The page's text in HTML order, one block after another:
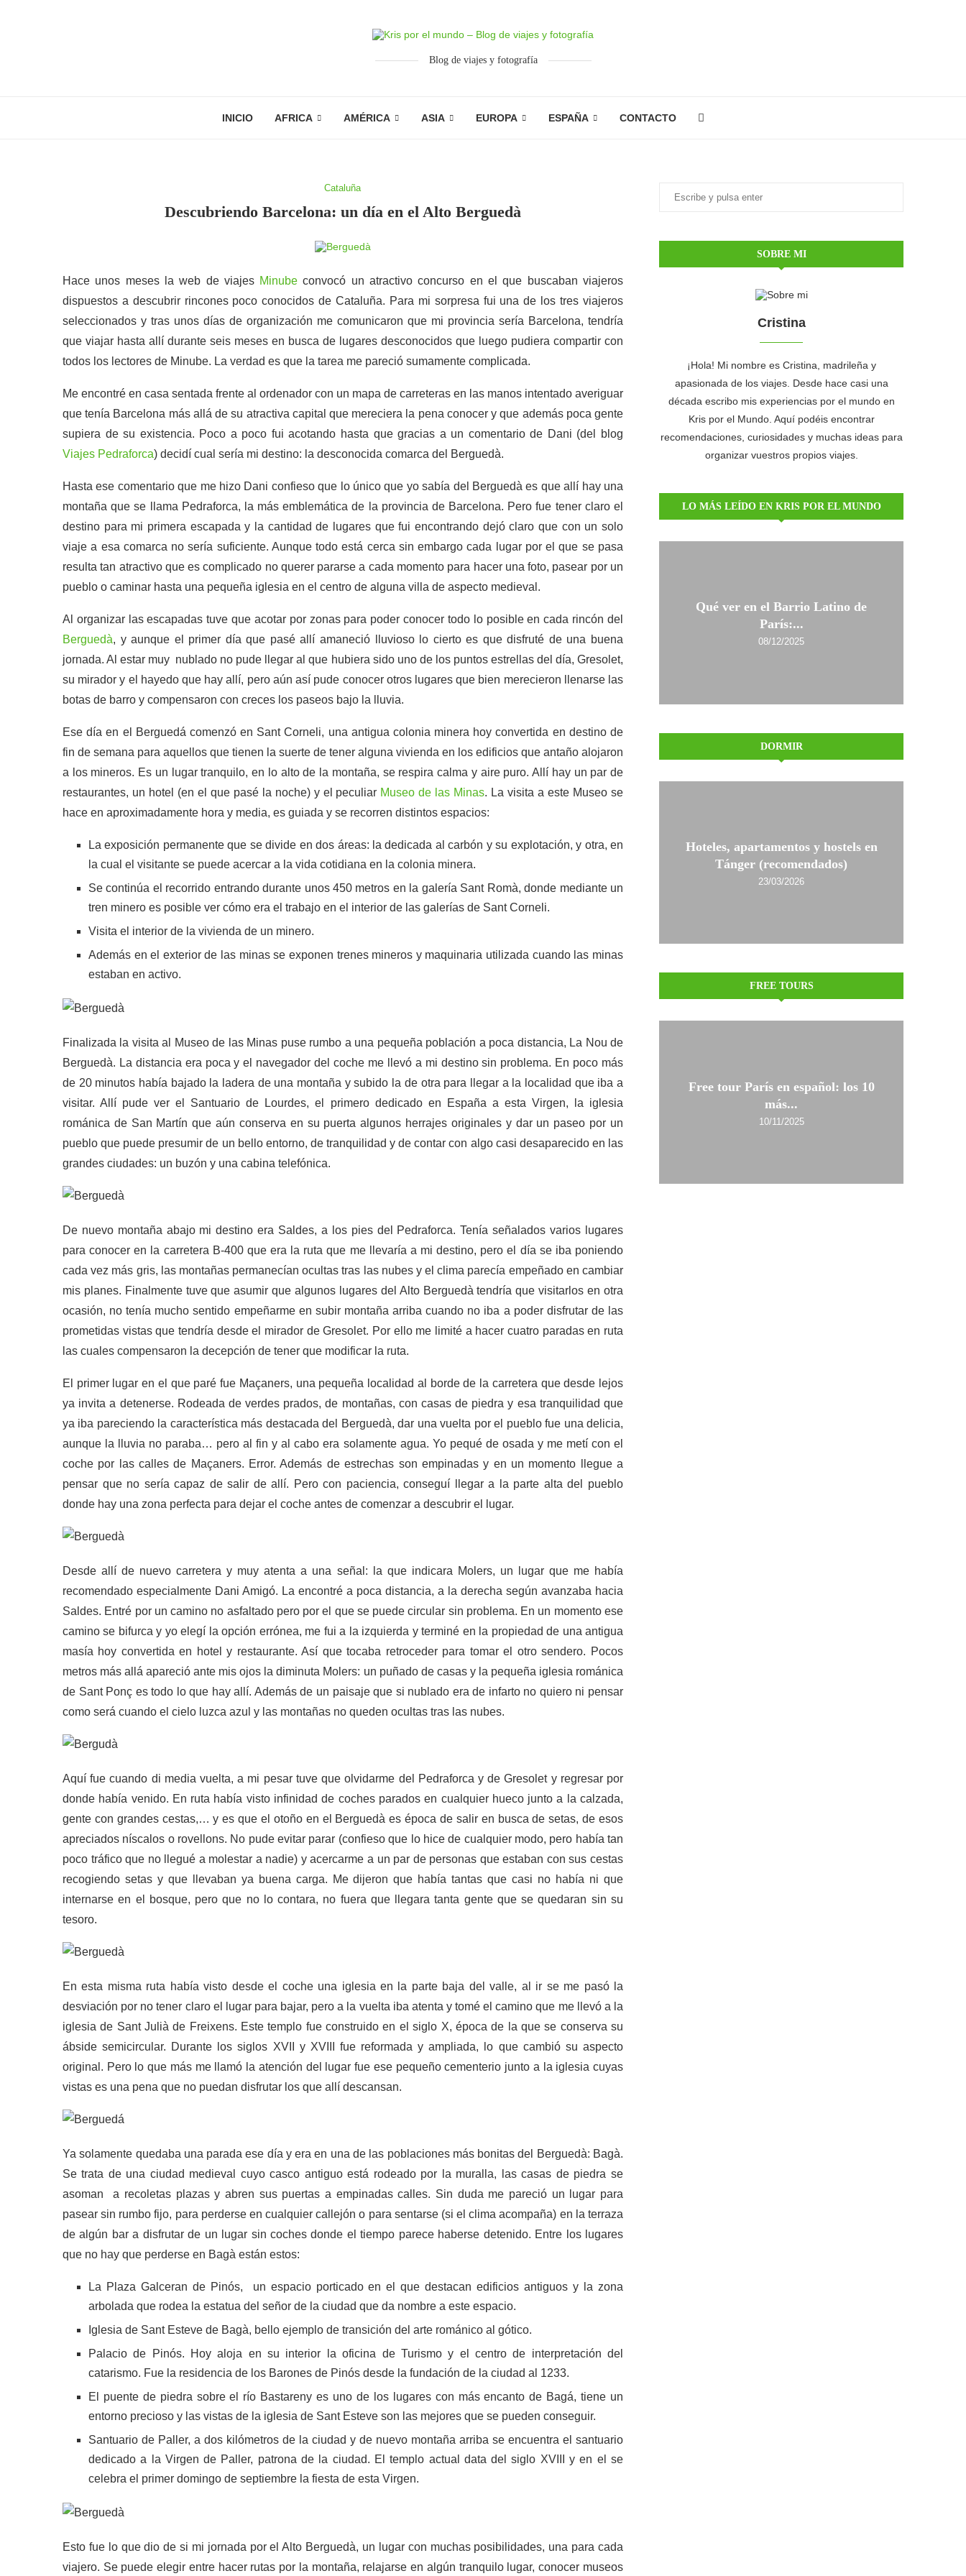
Blog de viajes y fotografía
INICIO AFRICA AMÉRICA ASIA EUROPA ESPAÑA CONTACTO
Cataluña
Descubriendo Barcelona: un día en el Alto Berguedà
Hace unos meses la web de viajes Minube convocó un atractivo concurso en el que buscaban viajeros
dispuestos a descubrir rincones poco conocidos de Cataluña. Para mi sorpresa fui una de los tres viajeros
seleccionados y tras unos días de organización me comunicaron que mi provincia sería Barcelona, tendría
que viajar hasta allí durante seis meses en busca de lugares desconocidos que luego pudiera compartir con
todos los lectores de Minube. La verdad es que la tarea me pareció sumamente complicada.
Me encontré en casa sentada frente al ordenador con un mapa de carreteras en las manos intentado averiguar
que tenía Barcelona más allá de su atractiva capital que mereciera la pena conocer y que además poca gente
supiera de su existencia. Poco a poco fui acotando hasta que gracias a un comentario de Dani (del blog
Viajes Pedraforca) decidí cual sería mi destino: la desconocida comarca del Berguedà.
Hasta ese comentario que me hizo Dani confieso que lo único que yo sabía del Berguedà es que allí hay una
montaña que se llama Pedraforca, la más emblemática de la provincia de Barcelona. Pero fue tener claro el
destino para mi primera escapada y la cantidad de lugares que fui encontrando dejó claro que con un solo
viaje a esa comarca no sería suficiente. Aunque todo está cerca sin embargo cada lugar por el que se pasa
resulta tan atractivo que es complicado no querer pararse a cada momento para hacer una foto, pasear por un
pueblo o caminar hasta una pequeña iglesia en el centro de alguna villa de aspecto medieval.
Al organizar las escapadas tuve que acotar por zonas para poder conocer todo lo posible en cada rincón del
Berguedà, y aunque el primer día que pasé allí amaneció lluvioso lo cierto es que disfruté de una buena
jornada. Al estar muy nublado no pude llegar al que hubiera sido uno de los puntos estrellas del día, Gresolet,
su mirador y el hayedo que hay allí, pero aún así pude conocer otros lugares que bien merecieron llenarse las
botas de barro y compensaron con creces los paseos bajo la lluvia.
Ese día en el Berguedá comenzó en Sant Corneli, una antigua colonia minera hoy convertida en destino de
fin de semana para aquellos que tienen la suerte de tener alguna vivienda en los edificios que antaño alojaron
a los mineros. Es un lugar tranquilo, en lo alto de la montaña, se respira calma y aire puro. Allí hay un par de
restaurantes, un hotel (en el que pasé la noche) y el peculiar Museo de las Minas. La visita a este Museo se
hace en aproximadamente hora y media, es guiada y se recorren distintos espacios:
La exposición permanente que se divide en dos áreas: la dedicada al carbón y su explotación, y otra, en
la cual el visitante se puede acercar a la vida cotidiana en la colonia minera.
Se continúa el recorrido entrando durante unos 450 metros en la galería Sant Romà, donde mediante un
tren minero es posible ver cómo era el trabajo en el interior de las galerías de Sant Corneli.
Visita el interior de la vivienda de un minero.
Además en el exterior de las minas se exponen trenes mineros y maquinaria utilizada cuando las minas
estaban en activo.
Finalizada la visita al Museo de las Minas puse rumbo a una pequeña población a poca distancia, La Nou de
Berguedà. La distancia era poca y el navegador del coche me llevó a mi destino sin problema. En poco más
de 20 minutos había bajado la ladera de una montaña y subido la de otra para llegar a la localidad que iba a
visitar. Allí pude ver el Santuario de Lourdes, el primero dedicado en España a esta Virgen, la iglesia
románica de San Martín que aún conserva en su puerta algunos herrajes originales y dar un paseo por un
pueblo que puede presumir de un bello entorno, de tranquilidad y de contar con algo casi desaparecido en las
grandes ciudades: un buzón y una cabina telefónica.
De nuevo montaña abajo mi destino era Saldes, a los pies del Pedraforca. Tenía señalados varios lugares
para conocer en la carretera B-400 que era la ruta que me llevaría a mi destino, pero el día se iba poniendo
cada vez más gris, las montañas permanecían ocultas tras las nubes y el clima parecía empeñado en cambiar
mis planes. Finalmente tuve que asumir que algunos lugares del Alto Berguedà tendría que visitarlos en otra
ocasión, no tenía mucho sentido empeñarme en subir montaña arriba cuando no iba a poder disfrutar de las
prometidas vistas que tendría desde el mirador de Gresolet. Por ello me limité a hacer cuatro paradas en ruta
las cuales compensaron la decepción de tener que modificar la ruta.
El primer lugar en el que paré fue Maçaners, una pequeña localidad al borde de la carretera que desde lejos
ya invita a detenerse. Rodeada de verdes prados, de montañas, con casas de piedra y esa tranquilidad que
ya iba pareciendo la característica más destacada del Berguedà, dar una vuelta por el pueblo fue una delicia,
aunque la lluvia no paraba… pero al fin y al cabo era solamente agua. Yo pequé de osada y me metí con el
coche por las calles de Maçaners. Error. Además de estrechas son empinadas y en un momento llegue a
pensar que no sería capaz de salir de allí. Pero con paciencia, conseguí llegar a la parte alta del pueblo
donde hay una zona perfecta para dejar el coche antes de comenzar a descubrir el lugar.
Desde allí de nuevo carretera y muy atenta a una señal: la que indicara Molers, un lugar que me había
recomendado especialmente Dani Amigó. La encontré a poca distancia, a la derecha según avanzaba hacia
Saldes. Entré por un camino no asfaltado pero por el que se puede circular sin problema. En un momento ese
camino se bifurca y yo elegí la opción errónea, me fui a la izquierda y terminé en la propiedad de una antigua
masía hoy convertida en hotel y restaurante. Así que tocaba retroceder para tomar el otro sendero. Pocos
metros más allá apareció ante mis ojos la diminuta Molers: un puñado de casas y la pequeña iglesia románica
de Sant Ponç es todo lo que hay allí. Además de un paisaje que si nublado era de infarto no quiero ni pensar
como será cuando el cielo luzca azul y las montañas no queden ocultas tras las nubes.
Aquí fue cuando di media vuelta, a mi pesar tuve que olvidarme del Pedraforca y de Gresolet y regresar por
donde había venido. En ruta había visto infinidad de coches parados en cualquier hueco junto a la calzada,
gente con grandes cestas,… y es que el otoño en el Berguedà es época de salir en busca de setas, de esos
apreciados níscalos o rovellons. No pude evitar parar (confieso que lo hice de cualquier modo, pero había tan
poco tráfico que no llegué a molestar a nadie) y acercarme a un par de personas que estaban con sus cestas
recogiendo setas y que llevaban ya buena carga. Me dijeron que había tantas que casi no había ni que
internarse en el bosque, pero que no lo contara, no fuera que llegara tanta gente que se quedaran sin su
tesoro.
En esta misma ruta había visto desde el coche una iglesia en la parte baja del valle, al ir se me pasó la
desviación por no tener claro el lugar para bajar, pero a la vuelta iba atenta y tomé el camino que me llevó a la
iglesia de Sant Julià de Freixens. Este templo fue construido en el siglo X, época de la que se conserva su
ábside semicircular. Durante los siglos XVII y XVIII fue reformada y ampliada, lo que cambió su aspecto
original. Pero lo que más me llamó la atención del lugar fue ese pequeño cementerio junto a la iglesia cuyas
vistas es una pena que no puedan disfrutar los que allí descansan.
Ya solamente quedaba una parada ese día y era en una de las poblaciones más bonitas del Berguedà: Bagà.
Se trata de una ciudad medieval cuyo casco antiguo está rodeado por la muralla, las casas de piedra se
asoman a recoletas plazas y abren sus puertas a empinadas calles. Sin duda me pareció un lugar para
pasear sin rumbo fijo, para perderse en cualquier callejón o para sentarse (si el clima acompaña) en la terraza
de algún bar a disfrutar de un lugar sin coches donde el tiempo parece haberse detenido. Entre los lugares
que no hay que perderse en Bagà están estos:
La Plaza Galceran de Pinós, un espacio porticado en el que destacan edificios antiguos y la zona
arbolada que rodea la estatua del señor de la ciudad que da nombre a este espacio.
Iglesia de Sant Esteve de Bagà, bello ejemplo de transición del arte románico al gótico.
Palacio de Pinós. Hoy aloja en su interior la oficina de Turismo y el centro de interpretación del
catarismo. Fue la residencia de los Barones de Pinós desde la fundación de la ciudad al 1233.
El puente de piedra sobre el río Bastareny es uno de los lugares con más encanto de Bagá, tiene un
entorno precioso y las vistas de la iglesia de Sant Esteve son las mejores que se pueden conseguir.
Santuario de Paller, a dos kilómetros de la ciudad y de nuevo montaña arriba se encuentra el santuario
dedicado a la Virgen de Paller, patrona de la ciudad. El templo actual data del siglo XVIII y en el se
celebra el primer domingo de septiembre la fiesta de esta Virgen.
Esto fue lo que dio de si mi jornada por el Alto Berguedà, un lugar con muchas posibilidades, una para cada
viajero. Se puede elegir entre hacer rutas por la montaña, relajarse en algún tranquilo lugar, conocer museos
SOBRE MI
Cristina
¡Hola! Mi nombre es Cristina, madrileña y
apasionada de los viajes. Desde hace casi una
década escribo mis experiencias por el mundo en
Kris por el Mundo. Aquí podéis encontrar
recomendaciones, curiosidades y muchas ideas para
organizar vuestros propios viajes.
LO MÁS LEÍDO EN KRIS POR EL MUNDO
Qué ver en el Barrio Latino de
París:...
08/12/2025
DORMIR
Hoteles, apartamentos y hostels en
Tánger (recomendados)
23/03/2026
FREE TOURS
Free tour París en español: los 10
más...
10/11/2025